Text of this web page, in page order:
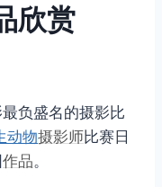
欣赏
负盛名的摄影比
动物摄影师比赛日
作品。